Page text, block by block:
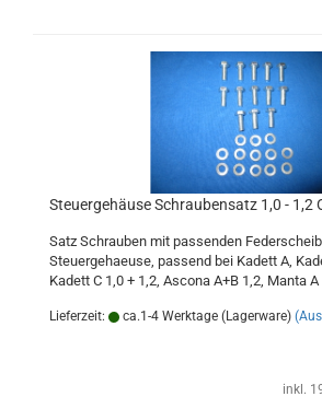
Steuergehäuse Schraubensatz 1,0 - 1,2
Satz Schrauben mit passenden
Steuergehaeuse, passend bei Kadett A,
Kadett C 1,0 + 1,2, Ascona A+B 1,2, Manta
Lieferzeit: ca.1-4 Werktage (Lagerware)
inkl.